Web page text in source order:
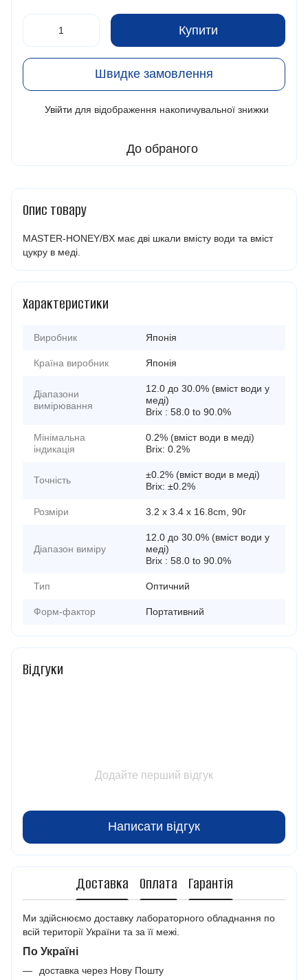
Купити
Швидке замовлення
Увійти для відображення накопичувальної знижки
До обраного
Опис товару
MASTER-HONEY/BX має дві шкали вмісту води та вміст
цукру в меді.
Характеристики
Виробник Японія
Країна виробник Японія
Діапазони
вимірювання
12.0 до 30.0% (вміст води у
меді)
Brix : 58.0 to 90.0%
Мінімальна
індикація
0.2% (вміст води в меді)
Brix: 0.2%
Точність
±0.2% (вміст води в меді)
Brix: ±0.2%
Розміри 3.2 x 3.4 x 16.8cm, 90г
Діапазон виміру
12.0 до 30.0% (вміст води у
меді)
Brix : 58.0 to 90.0%
Тип Оптичний
Форм-фактор Портативний
Відгуки
Додайте перший відгук
Написати відгук
Доставка Оплата Гарантія
Ми здійснюємо доставку лабораторного обладнання по
всій території України та за її межі.
По Україні
доставка через Нову Пошту